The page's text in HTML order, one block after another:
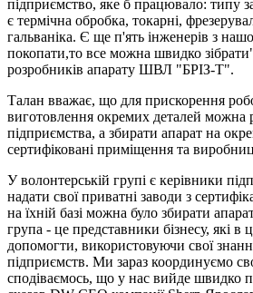
підприємство, яке б працювало: типу
є термічна обробка, токарні,
гальваніка. Є ще п'ять інженерів з
покопати,то все можна швидко
розробників апарату ШВЛ "БРІЗ-Т".
Талан вважає, що для прискорення
виготовлення окремих деталей можна
підприємства, а збирати апарат на
сертифіковані приміщення та
У волонтерській групі є керівники
надати свої приватні заводи з
на їхній базі можна було збирати
група - це представники бізнесу, які в
допомогти, використовуючи свої
підприємств. Ми зараз координуємо
сподіваємось, що у нас вийде швидко